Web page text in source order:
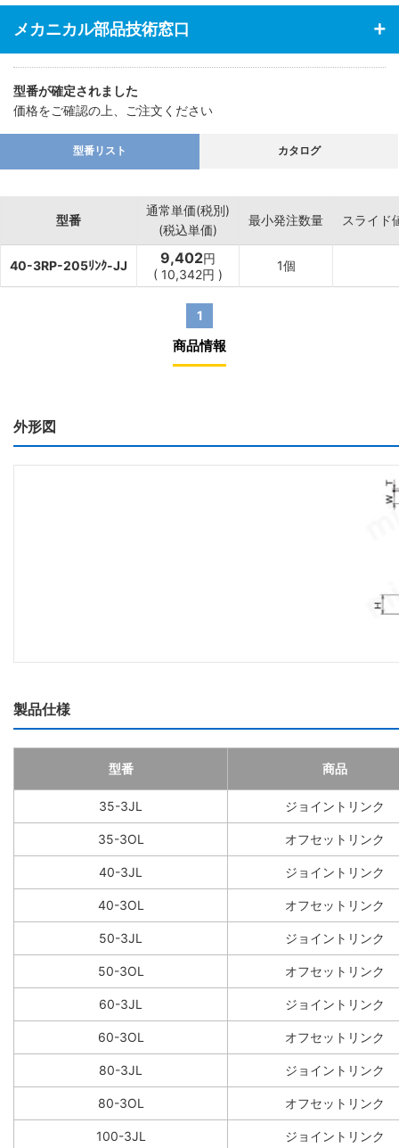
メカニカル部品技術窓口
型番が確定されました
価格をご確認の上、ご注文ください
型番リスト カタログ
型番
通常単価(税別)
(税込単価)
最小発注数量 スライド
40-3RP-205ﾘﾝｸ-JJ 9,402円
( 10,342円 )
1個
1
商品情報
外形図
製品仕様
型番 商品
35-3JL ジョイントリンク
35-3OL オフセットリンク
40-3JL ジョイントリンク
40-3OL オフセットリンク
50-3JL ジョイントリンク
50-3OL オフセットリンク
60-3JL ジョイントリンク
60-3OL オフセットリンク
80-3JL ジョイントリンク
80-3OL オフセットリンク
100-3JL ジョイントリンク